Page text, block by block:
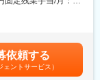
な情報とシステムの
含まれていません。
額であり、選考を通
固定手当を含めた表
依頼する
ェントサービス）